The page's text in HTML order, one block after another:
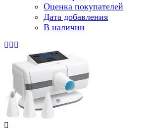
Оценка покупателей
Дата добавления
В наличии